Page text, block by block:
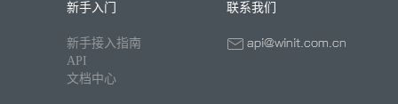
新手入门
新手接入指南
API
文档中心
联系我们